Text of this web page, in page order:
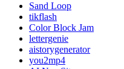
Sand Loop
tikflash
Color Block Jam
lettergenie
aistorygenerator
you2mp4